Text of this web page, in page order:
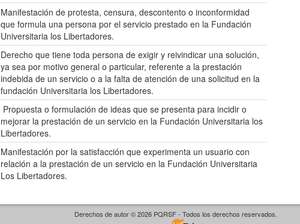
Manifestación de protesta, censura, descontento o inconformidad
que formula una persona por el servicio prestado en la Fundación
Universitaria los Libertadores.
Derecho que tiene toda persona de exigir y reivindicar una solución,
ya sea por motivo general o particular, referente a la prestación
indebida de un servicio o a la falta de atención de una solicitud en la
fundación Universitaria los Libertadores.
Propuesta o formulación de ideas que se presenta para incidir o
mejorar la prestación de un servicio en la Fundación Universitaria los
Libertadores.
Manifestación por la satisfacción que experimenta un usuario con
relación a la prestación de un servicio en la Fundación Universitaria
Los Libertadores.
Derechos de autor © 2026 PQRSF - Todos los derechos reservados.